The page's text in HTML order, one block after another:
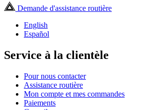
Demande d'assistance routière
English
Español
Service à la clientèle
Pour nous contacter
Assistance routière
Mon compte et mes commandes
Paiements